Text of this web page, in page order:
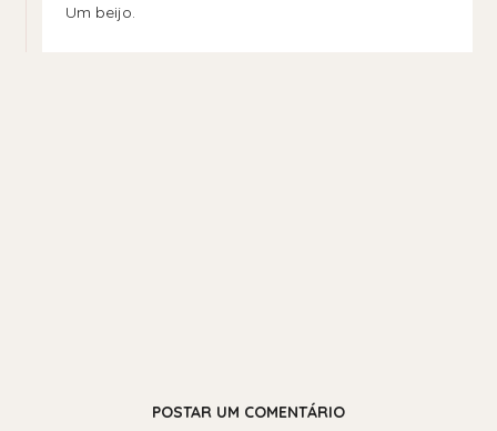
Um beijo.
POSTAR UM COMENTÁRIO